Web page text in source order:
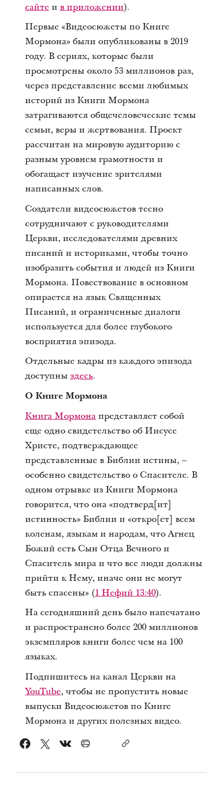
сайте и в приложении).
Первые «Видеосюжеты по Книге
Мормона» были опубликованы в 2019
году. В сериях, которые были
просмотрены около 53 миллионов раз,
через представление всеми любимых
историй из Книги Мормона
затрагиваются общечеловеческие темы
семьи, веры и жертвования. Проект
рассчитан на мировую аудиторию с
разным уровнем грамотности и
обогащает изучение зрителями
написанных слов.
Создатели видеосюжетов тесно
сотрудничают с руководителями
Церкви, исследователями древних
писаний и историками, чтобы точно
изобразить события и людей из Книги
Мормона. Повествование в основном
опирается на язык Священных
Писаний, и ограниченные диалоги
используется для более глубокого
восприятия эпизода.
Отдельные кадры из каждого эпизода
доступныздесь.
О Книге Мормона
Книга Мормонапредставляет собой
еще одно свидетельство об Иисусе
Христе, подтверждающее
представленные в Библии истины, –
особенно свидетельство о Спасителе. В
одном отрывке из Книги Мормона
говорится, что она «подтверд[ит]
истинность» Библии и «откро[ет] всем
коленам, языкам и народам, что Агнец
Божий есть Сын Отца Вечного и
Спаситель мира и что все люди должны
прийти к Нему, иначе они не могут
быть спасены» (1 Нефий 13:40).
На сегодняшний день было напечатано
и распространено более 200 миллионов
экземпляров книги более чем на 100
языках.
Подпишитесь на канал Церкви на
YouTube, чтобы не пропустить новые
выпуски Видеосюжетов по Книге
Мормона и других полезных видео.